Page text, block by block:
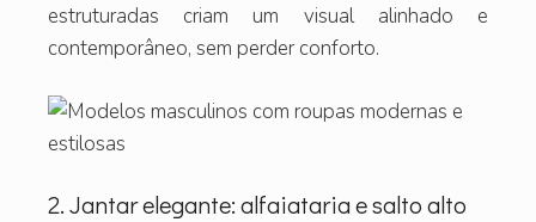
estruturadas criam um visual alinhado e
contemporâneo, sem perder conforto.
2. Jantar elegante: alfaiataria e salto alto